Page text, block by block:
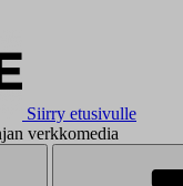
Siirry etusivulle
verkkomedia